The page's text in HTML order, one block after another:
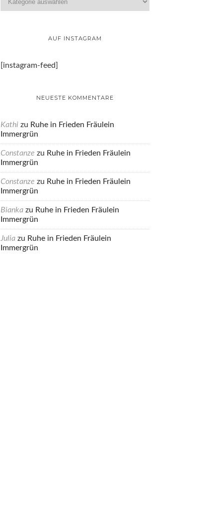
AUF INSTAGRAM
[instagram-feed]
NEUESTE KOMMENTARE
Kathi zu Ruhe in Frieden Fräulein
Immergrün
Constanze zu Ruhe in Frieden Fräulein
Immergrün
Constanze zu Ruhe in Frieden Fräulein
Immergrün
Bianka zu Ruhe in Frieden Fräulein
Immergrün
Julia zu Ruhe in Frieden Fräulein
Immergrün